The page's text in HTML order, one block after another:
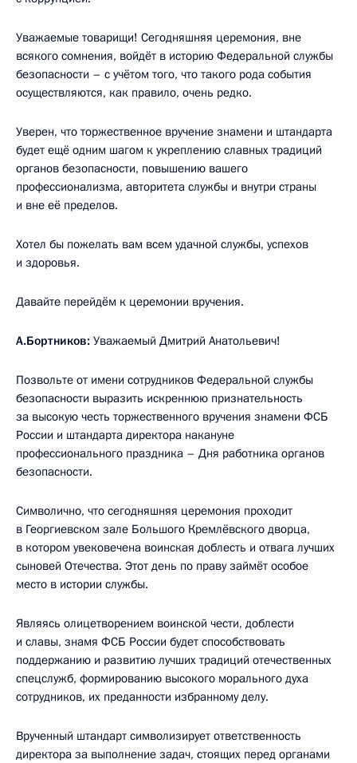
Уважаемые товарищи! Сегодняшняя церемония, вне
всякого сомнения, войдёт в историю Федеральной службы
безопасности – с учётом того, что такого рода события
осуществляются, как правило, очень редко.
Уверен, что торжественное вручение знамени и штандарта
будет ещё одним шагом к укреплению славных традиций
органов безопасности, повышению вашего
профессионализма, авторитета службы и внутри страны
и вне её пределов.
Хотел бы пожелать вам всем удачной службы, успехов
и здоровья.
Давайте перейдём к церемонии вручения.
А.Бортников: Уважаемый Дмитрий Анатольевич!
Позвольте от имени сотрудников Федеральной службы
безопасности выразить искреннюю признательность
за высокую честь торжественного вручения знамени ФСБ
России и штандарта директора накануне
профессионального праздника – Дня работника органов
безопасности.
Символично, что сегодняшняя церемония проходит
в Георгиевском зале Большого Кремлёвского дворца,
в котором увековечена воинская доблесть и отвага лучших
сыновей Отечества. Этот день по праву займёт особое
место в истории службы.
Являясь олицетворением воинской чести, доблести
и славы, знамя ФСБ России будет способствовать
поддержанию и развитию лучших традиций отечественных
спецслужб, формированию высокого морального духа
сотрудников, их преданности избранному делу.
Врученный штандарт символизирует ответственность
директора за выполнение задач, стоящих перед органами